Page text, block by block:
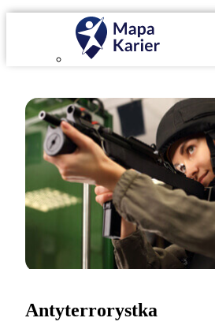
Antyterrorystka